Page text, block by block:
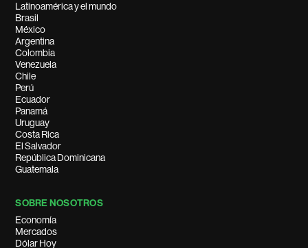
Latinoamérica y el mundo
Brasil
México
Argentina
Colombia
Venezuela
Chile
Perú
Ecuador
Panamá
Uruguay
Costa Rica
El Salvador
República Dominicana
Guatemala
SOBRE NOSOTROS
Economía
Mercados
Dólar Hoy